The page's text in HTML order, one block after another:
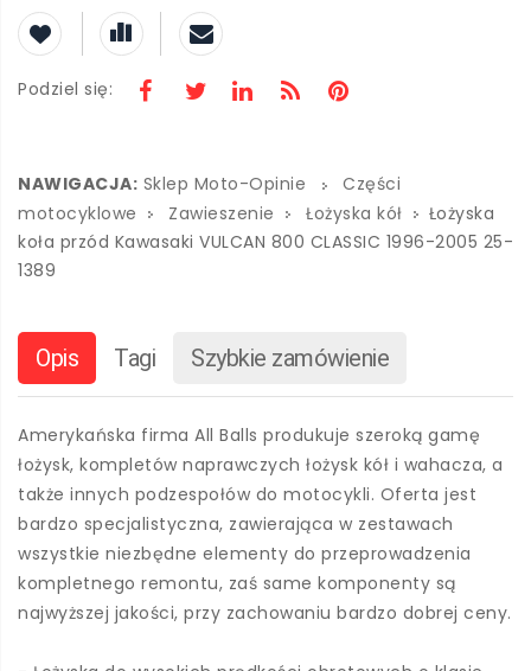
Podziel się:
NAWIGACJA: Sklep Moto-Opinie
Części
motocyklowe
Zawieszenie Łożyska kół
Łożyska
koła przód Kawasaki VULCAN 800 CLASSIC 1996-2005 25-
1389
Opis Tagi Szybkie zamówienie
Amerykańska firma All Balls produkuje szeroką gamę
łożysk, kompletów naprawczych łożysk kół i wahacza, a
także innych podzespołów do motocykli. Oferta jest
bardzo specjalistyczna, zawierająca w zestawach
wszystkie niezbędne elementy do przeprowadzenia
kompletnego remontu, zaś same komponenty są
najwyższej jakości, przy zachowaniu bardzo dobrej ceny.